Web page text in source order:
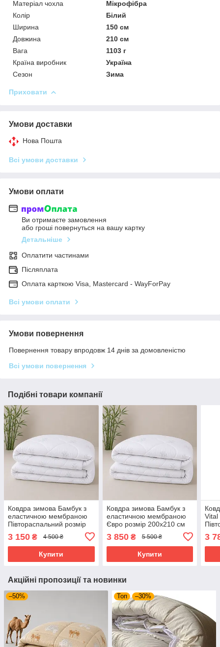
Матеріал чохла
Мікрофібра
Колір
Білий
Ширина
150 см
Довжина
210 см
Вага
1103 г
Країна виробник
Україна
Сезон
Зима
Приховати
Умови доставки
Нова Пошта
Всі умови доставки
Умови оплати
Ви отримаєте замовлення
або гроші повернуться на вашу картку
Детальніше
Оплатити частинами
Післяплата
Оплата карткою Visa, Mastercard - WayForPay
Всі умови оплати
Умови повернення
Повернення товару впродовж 14 днів за домовленістю
Всі умови повернення
Подібні товари компанії
Ковдра зимова Бамбук з
еластичною мембраною
Півтораспальний розмір
3 150 ₴ 4 500 ₴
Купити
Ковдра зимова Бамбук з
еластичною мембраною
Євро розмір 200х210 см
3 850₴ 5 500 ₴
Купити
Vital
3
Акційні пропозиції та новинки
–50% Топ –30%